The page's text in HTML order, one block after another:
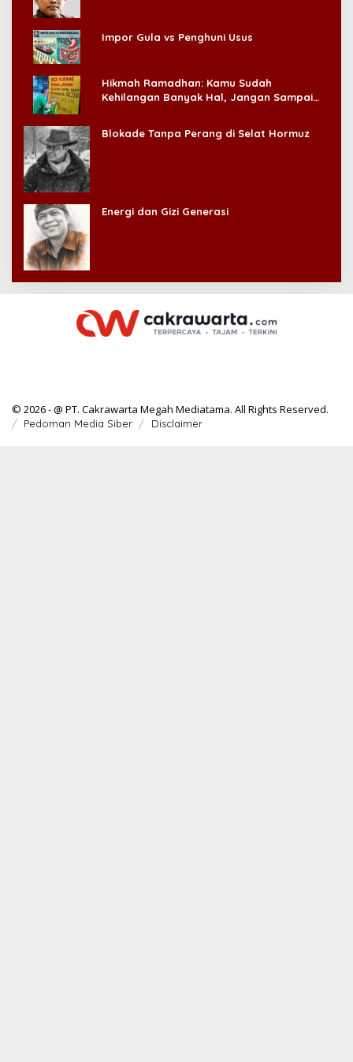
Impor Gula vs Penghuni Usus
Hikmah Ramadhan: Kamu Sudah
Kehilangan Banyak Hal, Jangan Sampai
Blokade Tanpa Perang di Selat Hormuz
Energi dan Gizi Generasi
© 2026 - @ PT. Cakrawarta Megah Mediatama. All Rights Reserved.
Pedoman Media Siber Disclaimer